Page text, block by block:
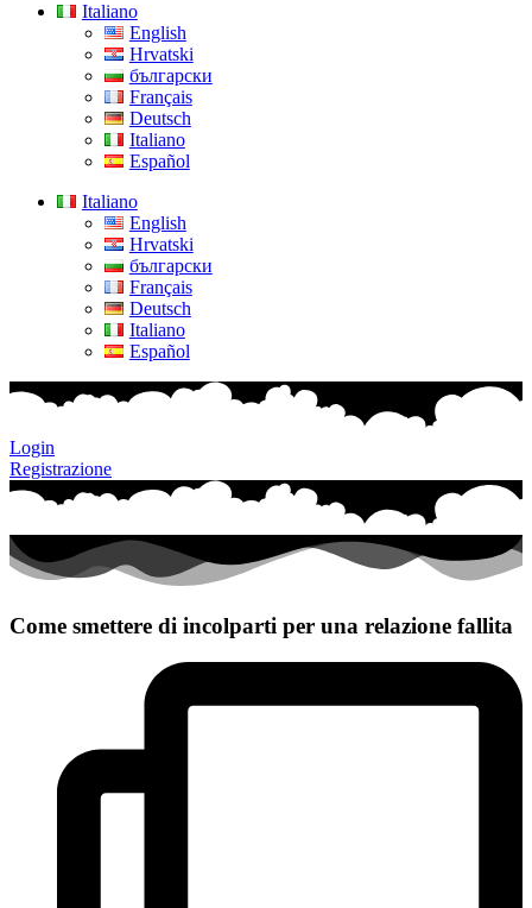
Italiano
English
Hrvatski
български
Français
Deutsch
Italiano
Español
Italiano
English
Hrvatski
български
Français
Deutsch
Italiano
Español
Login
Registrazione
Come smettere di incolparti per una relazione fallita